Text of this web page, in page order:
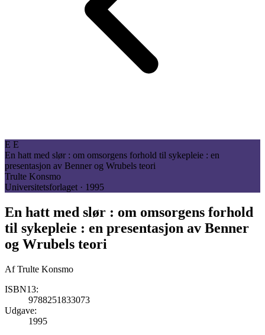
E E
En hatt med slør : om omsorgens forhold til sykepleie : en
presentasjon av Benner og Wrubels teori
Trulte Konsmo
Universitetsforlaget · 1995
En hatt med slør : om omsorgens forhold
til sykepleie : en presentasjon av Benner
og Wrubels teori
AfTrulte Konsmo
ISBN13:
9788251833073
Udgave:
1995